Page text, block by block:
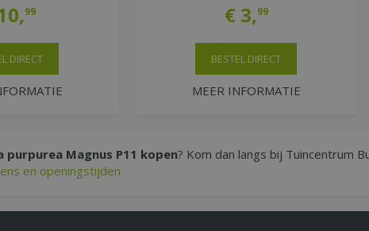
,99
DIRECT
€ 3,99
MEER INFORMATIE
BESTEL DIRECT
purpurea Magnus P11 kopen? Kom dan langs bij Tuincentrum
en openingstijden